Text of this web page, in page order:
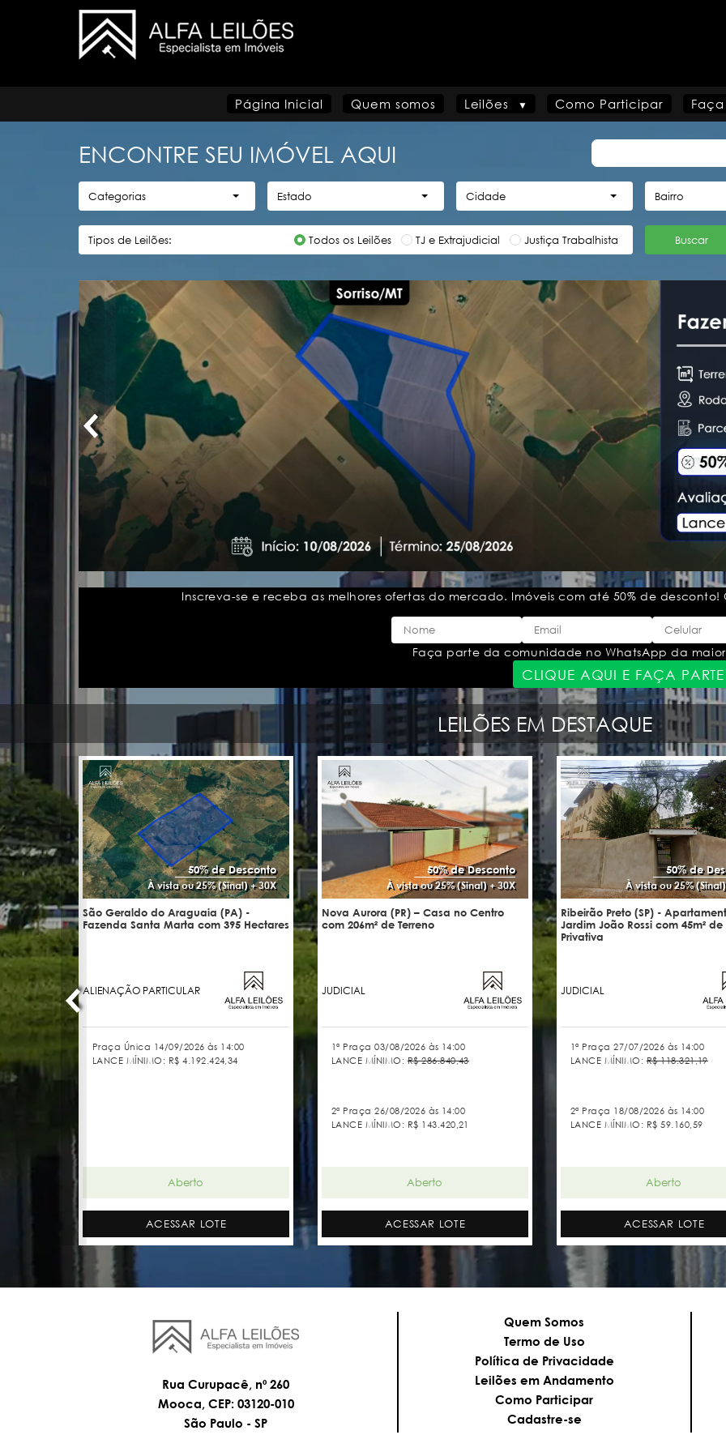
Página Inicial Quem somos Leilões Como Participar
ENCONTRE SEU IMÓVEL AQUI
Categorias Estado Cidade Bairro
Tipos de Leilões: Todos os Leilões TJ e Extrajudicial Justiça Trabalhista Buscar
Inscreva-se e receba as melhores ofertas do mercado. Imóveis com até 50% de
Faça parte da comunidade no WhatsApp da maior
CLIQUE AQUI E FAÇA PARTE
LEILÕES EM DESTAQUE
50% de Desconto
À vista ou 25% (Sinal) + 30X
São Geraldo do Araguaia (PA) -
Fazenda Santa Marta com 395 Hectares
ALIENAÇÃO PARTICULAR
Praça Única 14/09/2026 às 14:00
LANCE MÍNIMO: R$ 4.192.424,34
Aberto
ACESSAR LOTE
50% de Desconto
À vista ou 25% (Sinal) + 30X
Nova Aurora (PR) – Casa no Centro
com 206m² de Terreno
JUDICIAL
1ª Praça 03/08/2026 às 14:00
LANCE MÍNIMO:R$ 286.840,43
2ª Praça 26/08/2026 às 14:00
LANCE MÍNIMO: R$ 143.420,21
Aberto
ACESSAR LOTE
50% de
À vista ou 25%
Ribeirão Preto (SP) -
Jardim João Rossi com 45m²
Privativa
JUDICIAL
1ª Praça 27/07/2026 às 14:00
LANCE MÍNIMO:R$ 118.321,19
2ª Praça 18/08/2026 às 14:00
LANCE MÍNIMO: R$ 59.160,59
Aberto
ACESSAR LOTE
Rua Curupacê, nº 260
Mooca, CEP: 03120-010
São Paulo - SP
Quem Somos
Termo de Uso
Política de Privacidade
Leilões em Andamento
Como Participar
Cadastre-se